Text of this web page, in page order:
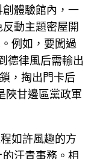
體驗館內，一
動主題密屋開
例如，要闖過
德律風后需輸出
，掏出門卡后
陜甘邊區黨政軍
如許風趣的方
汗青事務。相